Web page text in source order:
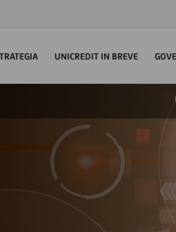
UNICREDIT IN BREVE